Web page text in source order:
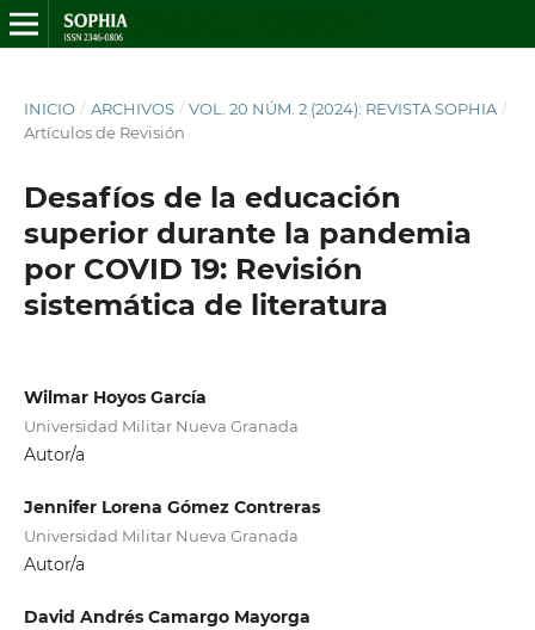
INICIO / ARCHIVOS / VOL. 20 NÚM. 2 (2024): REVISTA SOPHIA /
Artículos de Revisión
Desafíos de la educación
superior durante la pandemia
por COVID 19: Revisión
sistemática de literatura
Wilmar Hoyos García
Universidad Militar Nueva Granada
Autor/a
Jennifer Lorena Gómez Contreras
Universidad Militar Nueva Granada
Autor/a
David Andrés Camargo Mayorga